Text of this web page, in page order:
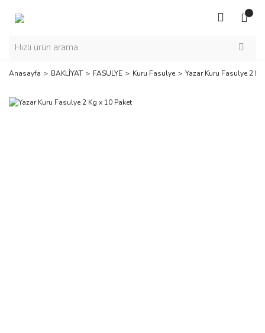
Anasayfa BAKLİYAT FASULYE Kuru Fasulye Yazar Kuru Fasulye 2